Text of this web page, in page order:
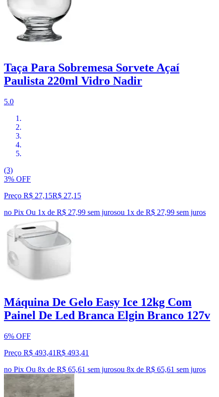
Taça Para Sobremesa Sorvete Açaí
Paulista 220ml Vidro Nadir
5.0
(3)
3% OFF
Preço R$ 27,15R$ 27,15
no Pix Ou 1x de R$ 27,99 sem jurosou 1x de R$ 27,99 sem juros
Máquina De Gelo Easy Ice 12kg Com
Painel De Led Branca Elgin Branco 127v
6% OFF
Preço R$ 493,41R$ 493,41
no Pix Ou 8x de R$ 65,61 sem jurosou 8x de R$ 65,61 sem juros